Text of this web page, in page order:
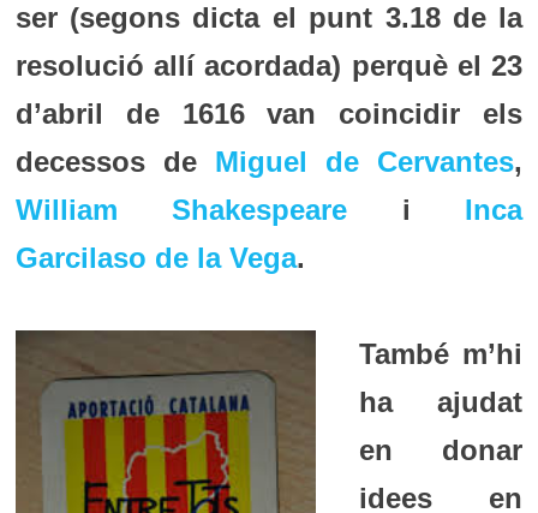
ser (segons dicta el punt 3.18 de la
resolució allí acordada) perquè el 23
d’abril de 1616 van coincidir els
decessos de Miguel de Cervantes,
William Shakespeare i Inca
Garcilaso de la Vega.
També m’hi
ha ajudat
en donar
idees en